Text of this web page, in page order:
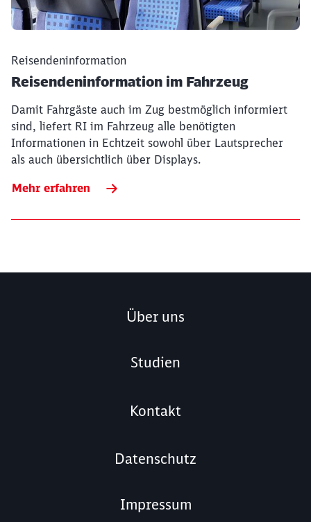
Reisendeninformation
Reisendeninformation im Fahrzeug
Damit Fahrgäste auch im Zug bestmöglich informiert
sind, liefert RI im Fahrzeug alle benötigten
Informationen in Echtzeit sowohl über Lautsprecher
als auch übersichtlich über Displays.
Mehr erfahren
Über uns
Studien
Kontakt
Datenschutz
Impressum